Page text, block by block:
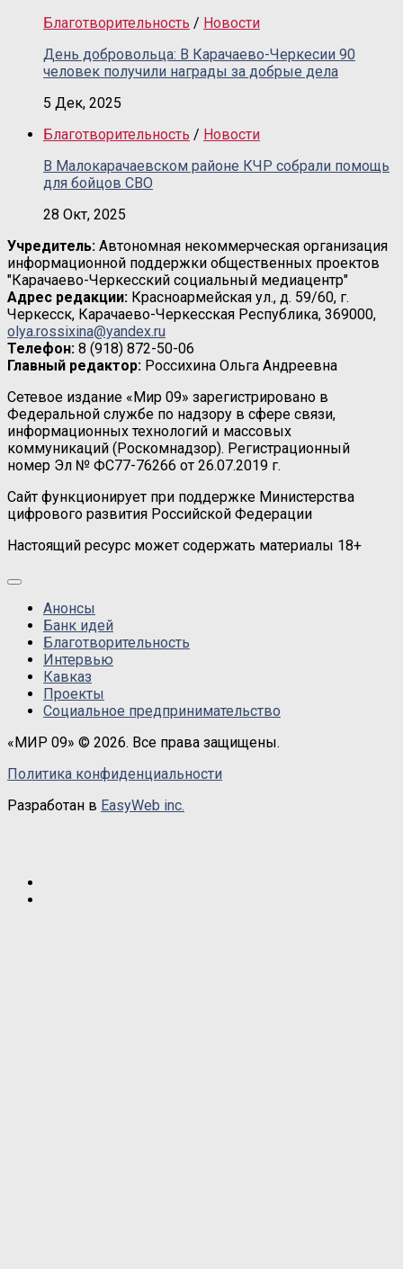
Благотворительность / Новости
День добровольца: В Карачаево-Черкесии 90
человек получили награды за добрые дела
5 Дек, 2025
Благотворительность / Новости
В Малокарачаевском районе КЧР собрали помощь
для бойцов СВО
28 Окт, 2025
Учредитель: Автономная некоммерческая организация
информационной поддержки общественных проектов
"Карачаево-Черкесский социальный медиацентр"
Адрес редакции: Красноармейская ул., д. 59/60, г.
Черкесск, Карачаево-Черкесская Республика, 369000,
olya.rossixina@yandex.ru
Телефон: 8 (918) 872-50-06
Главный редактор: Россихина Ольга Андреевна
Сетевое издание «Мир 09» зарегистрировано в
Федеральной службе по надзору в сфере связи,
информационных технологий и массовых
коммуникаций (Роскомнадзор). Регистрационный
номер Эл № ФС77-76266 от 26.07.2019 г.
Сайт функционирует при поддержке Министерства
цифрового развития Российской Федерации
Настоящий ресурс может содержать материалы 18+
Анонсы
Банк идей
Благотворительность
Интервью
Кавказ
Проекты
Социальное предпринимательство
«МИР 09» © 2026. Все права защищены.
Политика конфиденциальности
Разработан в EasyWeb inc.